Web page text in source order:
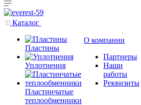
Каталог
Пластины
Уплотнения
Пластинчатые
теплообменники
О компании
Партнеры
Наши
работы
Реквизиты